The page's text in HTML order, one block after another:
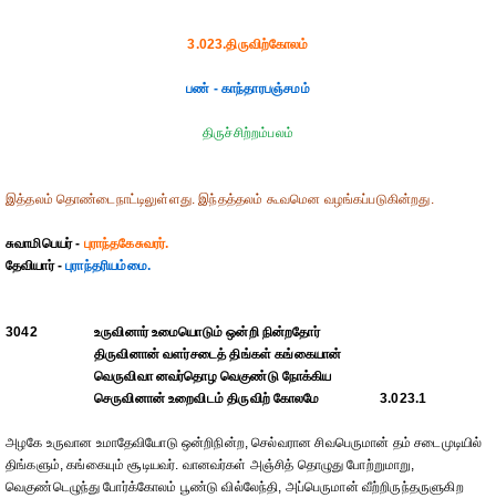
3.023.திருவிற்கோலம்
பண் - காந்தாரபஞ்சமம்
திருச்சிற்றம்பலம்
இத்தலம் தொண்டைநாட்டிலுள்ளது. இந்தத்தலம் கூவமென வழங்கப்படுகின்றது.
சுவாமிபெயர் - புராந்தகேசுவரர்.
தேவியார் -புராந்தரியம்மை.
3042
உருவினார் உமையொடும் ஒன்றி நின்றதோர்
திருவினான் வளர்சடைத் திங்கள் கங்கையான்
வெருவிவா னவர்தொழ வெகுண்டு நோக்கிய
செருவினான் உறைவிடம் திருவிற் கோலமே
3.023.1
அழகே உருவான உமாதேவியோடு ஒன்றிநின்ற, செல்வரான சிவபெருமான் தம் சடைமுடியில்
திங்களும், கங்கையும் சூடியவர். வானவர்கள் அஞ்சித் தொழுது போற்றுமாறு,
வெகுண்டெழுந்து போர்க்கோலம் பூண்டு வில்லேந்தி, அப்பெருமான் வீற்றிருந்தருளுகிற